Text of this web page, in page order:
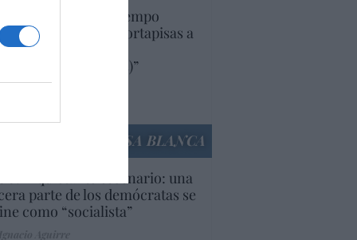
lleva mucho tiempo
aranceles y cortapisas a
y compañías
(y europeas)”
LA CASA BLANCA
Inquietante escenario: una
parte de los demócratas se
como “socialista”